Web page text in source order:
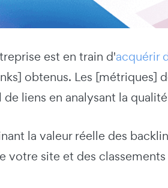
est en train d'acquérir
obtenus. Les [métriques]
liens en analysant la
la valeur réelle des
votre site et des